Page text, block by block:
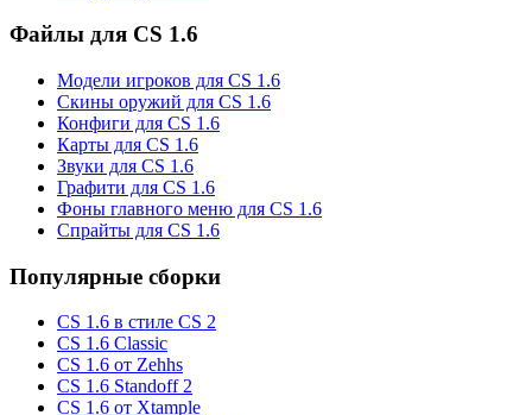
Файлы для CS 1.6
Модели игроков для CS 1.6
Скины оружий для CS 1.6
Конфиги для CS 1.6
Карты для CS 1.6
Звуки для CS 1.6
Графити для CS 1.6
Фоны главного меню для CS 1.6
Спрайты для CS 1.6
Популярные сборки
CS 1.6 в стиле CS 2
CS 1.6 Classic
CS 1.6 от Zehhs
CS 1.6 Standoff 2
CS 1.6 от Xtample